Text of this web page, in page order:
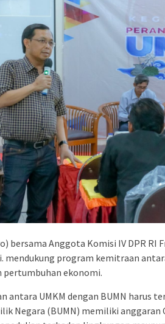
bersama Anggota Komisi IV DPR RI
mendukung program kemitraan
ekonomi.
antara UMKM dengan BUMN harus
Negara (BUMN) memiliki anggaran